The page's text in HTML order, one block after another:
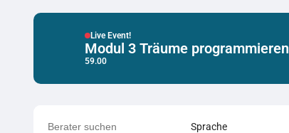
Live Event!
Modul 3 Träume programmieren
59.00